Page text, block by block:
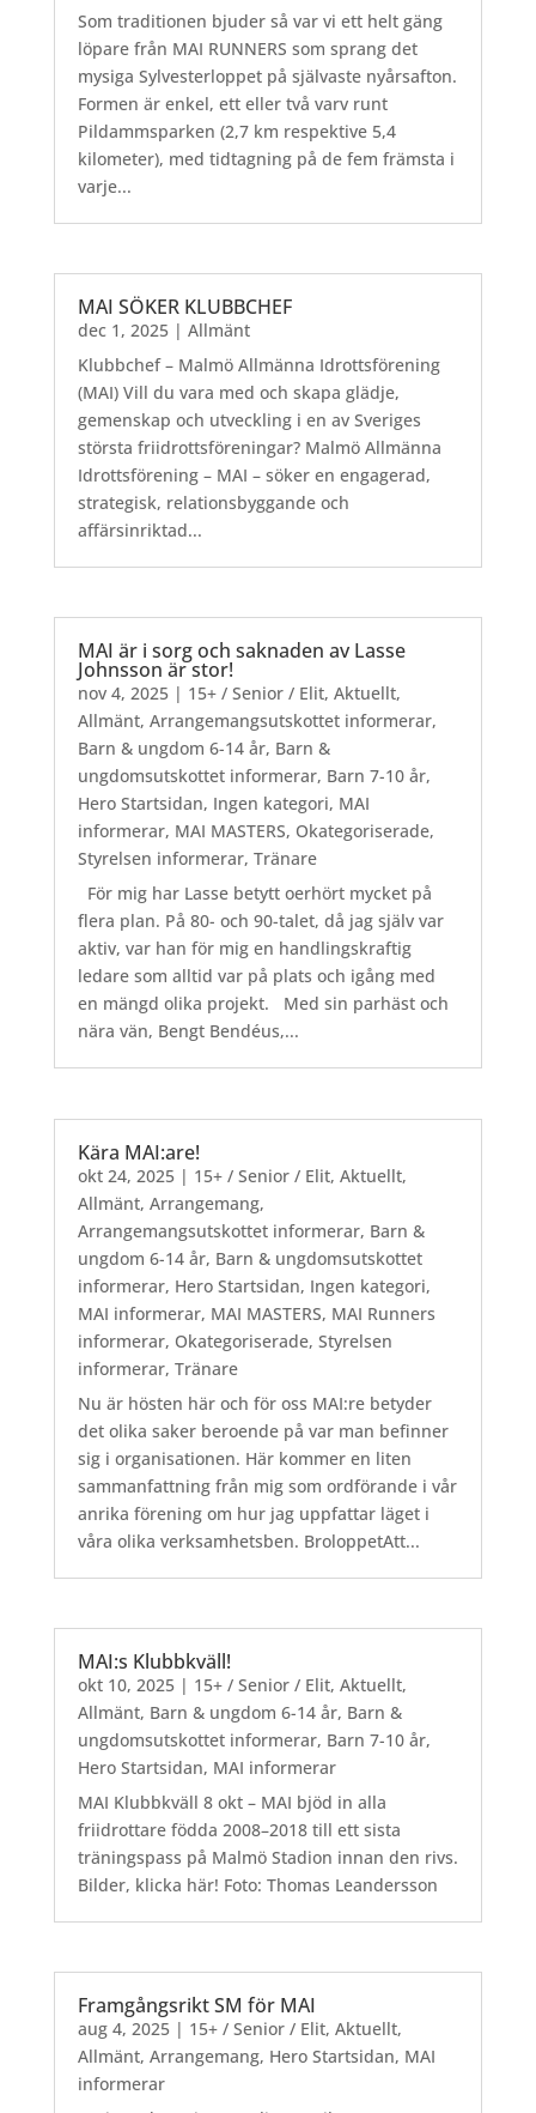
Som traditionen bjuder så var vi ett helt gäng
löpare från MAI RUNNERS som sprang det
mysiga Sylvesterloppet på självaste nyårsafton.
Formen är enkel, ett eller två varv runt
Pildammsparken (2,7 km respektive 5,4
kilometer), med tidtagning på de fem främsta i
varje...
MAI SÖKER KLUBBCHEF
dec 1, 2025| Allmänt
Klubbchef – Malmö Allmänna Idrottsförening
(MAI) Vill du vara med och skapa glädje,
gemenskap och utveckling i en av Sveriges
största friidrottsföreningar? Malmö Allmänna
Idrottsförening – MAI – söker en engagerad,
strategisk, relationsbyggande och
affärsinriktad...
MAI är i sorg och saknaden av Lasse
Johnsson är stor!
nov 4, 2025| 15+ / Senior / Elit, Aktuellt,
Allmänt, Arrangemangsutskottet informerar,
Barn & ungdom 6-14 år, Barn &
ungdomsutskottet informerar, Barn 7-10 år,
Hero Startsidan, Ingen kategori, MAI
informerar, MAI MASTERS, Okategoriserade,
Styrelsen informerar, Tränare
För mig har Lasse betytt oerhört mycket på
flera plan. På 80- och 90-talet, då jag själv var
aktiv, var han för mig en handlingskraftig
ledare som alltid var på plats och igång med
en mängd olika projekt. Med sin parhäst och
nära vän, Bengt Bendéus,...
Kära MAI:are!
okt 24, 2025| 15+ / Senior / Elit, Aktuellt,
Allmänt, Arrangemang,
Arrangemangsutskottet informerar, Barn &
ungdom 6-14 år, Barn & ungdomsutskottet
informerar, Hero Startsidan, Ingen kategori,
MAI informerar, MAI MASTERS, MAI Runners
informerar, Okategoriserade, Styrelsen
informerar, Tränare
Nu är hösten här och för oss MAI:re betyder
det olika saker beroende på var man befinner
sig i organisationen. Här kommer en liten
sammanfattning från mig som ordförande i vår
anrika förening om hur jag uppfattar läget i
våra olika verksamhetsben. BroloppetAtt...
MAI:s Klubbkväll!
okt 10, 2025| 15+ / Senior / Elit, Aktuellt,
Allmänt, Barn & ungdom 6-14 år, Barn &
ungdomsutskottet informerar, Barn 7-10 år,
Hero Startsidan, MAI informerar
MAI Klubbkväll 8 okt – MAI bjöd in alla
friidrottare födda 2008–2018 till ett sista
träningspass på Malmö Stadion innan den rivs.
Bilder, klicka här! Foto: Thomas Leandersson
Framgångsrikt SM för MAI
aug 4, 2025| 15+ / Senior / Elit, Aktuellt,
Allmänt, Arrangemang, Hero Startsidan, MAI
informerar